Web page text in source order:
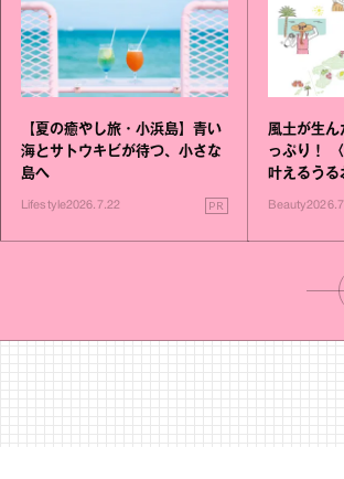
【夏の癒やし旅・小浜島】青い
海とサトウキビが待つ、小さな
島へ
Lifestyle2026.7.22 PR
風土が生ん
っぷり！
叶えるう
Beauty